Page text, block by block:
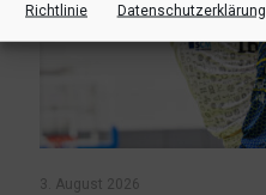
Richtlinie
Datenschutzerklärung
3. August 2026